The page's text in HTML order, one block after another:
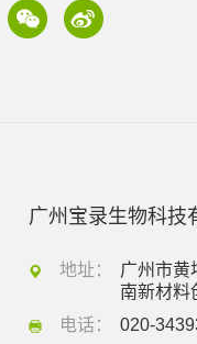
广州宝录生物科技
地址：
广州市黄
南新材料
电话：
020-